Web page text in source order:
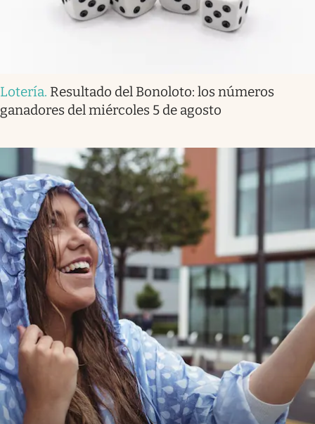
Lotería. Resultado del Bonoloto: los números
ganadores del miércoles 5 de agosto